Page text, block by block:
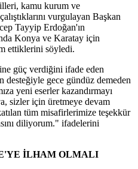
kamu kurum ve
vurgulayan Başkan
Tayyip Erdoğan'ın
Konya ve Karatay için
ettiklerini söyledi.
güç verdiğini ifade eden
gece gündüz demeden
yeni eserler kazandırmayı
sizler için üretmeye devam
tüm misafirlerimize teşekkür
diliyorum." ifadelerini
İLHAM OLMALI